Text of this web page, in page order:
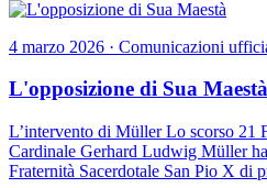
4 marzo 2026 · Comunicazioni
L'opposizione di Sua Maestà
L’intervento di Müller Lo scorso 21
Cardinale Gerhard Ludwig Müller
Fraternità Sacerdotale San Pio X di